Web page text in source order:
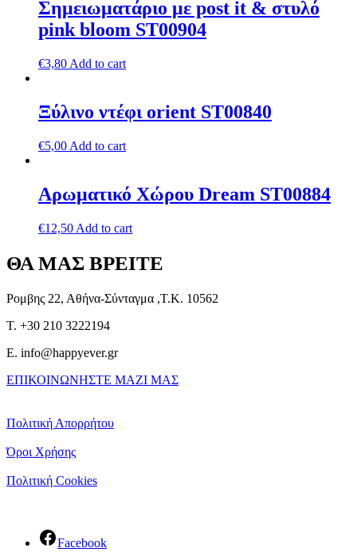
Σημειωματάριο με post it & στυλό
pink bloom ST00904
€3,80 Add to cart
Ξύλινο ντέφι orient ST00840
€5,00 Add to cart
Αρωματικό Χώρου Dream ST00884
€12,50 Add to cart
ΘΑ ΜΑΣ ΒΡΕΙΤΕ
Ρομβης 22, Αθήνα-Σύνταγμα ,Τ.Κ. 10562
T. +30 210 3222194
E. info@happyever.gr
ΕΠΙΚΟΙΝΩΝΗΣΤΕ ΜΑΖΙ ΜΑΣ
Πολιτική Απορρήτου
Όροι Χρήσης
Πολιτική Cookies
Facebook